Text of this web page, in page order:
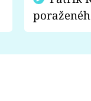
fanoušci